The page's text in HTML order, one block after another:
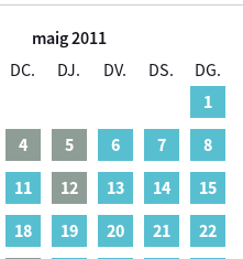
maig 2011
DC. DJ. DV. DS.
DG.
1
4 5 6 7
8
11 12 13 14
15
18 19 20 21
22